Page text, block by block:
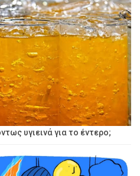
υγιεινά για το έντερο;